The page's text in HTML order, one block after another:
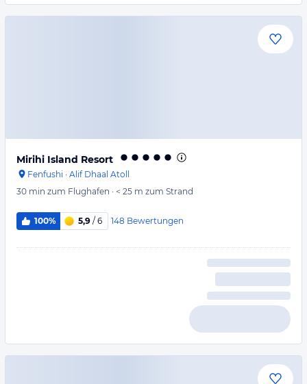
Mirihi Island Resort
Fenfushi · Alif Dhaal Atoll
30 min zum Flughafen · < 25 m zum Strand
100% 5,9 / 6 148 Bewertungen